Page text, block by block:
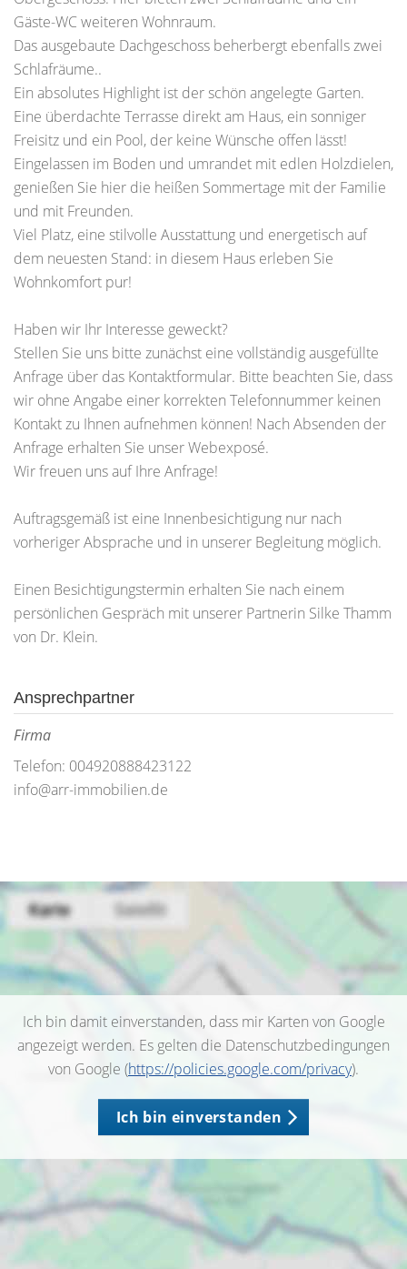
Gäste-WC weiteren Wohnraum.
Das ausgebaute Dachgeschoss beherbergt ebenfalls zwei
Schlafräume..
Ein absolutes Highlight ist der schön angelegte Garten.
Eine überdachte Terrasse direkt am Haus, ein sonniger
Freisitz und ein Pool, der keine Wünsche offen lässt!
Eingelassen im Boden und umrandet mit edlen Holzdielen,
genießen Sie hier die heißen Sommertage mit der Familie
und mit Freunden.
Viel Platz, eine stilvolle Ausstattung und energetisch auf
dem neuesten Stand: in diesem Haus erleben Sie
Wohnkomfort pur!
Haben wir Ihr Interesse geweckt?
Stellen Sie uns bitte zunächst eine vollständig ausgefüllte
Anfrage über das Kontaktformular. Bitte beachten Sie, dass
wir ohne Angabe einer korrekten Telefonnummer keinen
Kontakt zu Ihnen aufnehmen können! Nach Absenden der
Anfrage erhalten Sie unser Webexposé.
Wir freuen uns auf Ihre Anfrage!
Auftragsgemäß ist eine Innenbesichtigung nur nach
vorheriger Absprache und in unserer Begleitung möglich.
Einen Besichtigungstermin erhalten Sie nach einem
persönlichen Gespräch mit unserer Partnerin Silke Thamm
von Dr. Klein.
Ansprechpartner
Firma
Telefon: 004920888423122
info@arr-immobilien.de
Ich bin damit einverstanden, dass mir Karten von Google
angezeigt werden. Es gelten die Datenschutzbedingungen
von Google (https://policies.google.com/privacy).
Ich bin einverstanden